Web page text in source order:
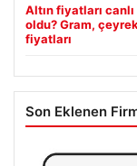
Altın fiyatları
oldu? Gram,
fiyatları
Son Eklenen